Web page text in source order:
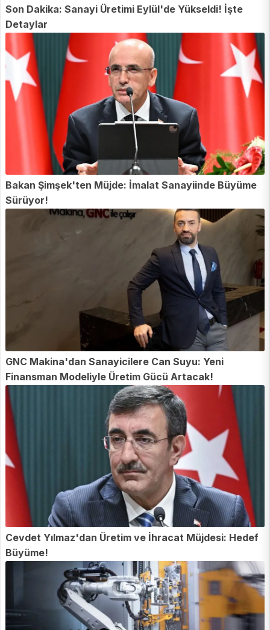
Son Dakika: Sanayi Üretimi Eylül'de Yükseldi! İşte
Detaylar
Bakan Şimşek'ten Müjde: İmalat Sanayiinde Büyüme
Sürüyor!
GNC Makina'dan Sanayicilere Can Suyu: Yeni
Finansman Modeliyle Üretim Gücü Artacak!
Cevdet Yılmaz'dan Üretim ve İhracat Müjdesi: Hedef
Büyüme!